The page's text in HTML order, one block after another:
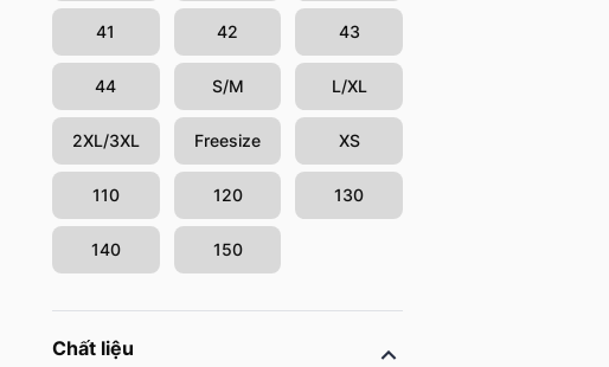
41 42 43
44 S/M L/XL
2XL/3XL Freesize XS
110 120 130
140 150
Chất liệu